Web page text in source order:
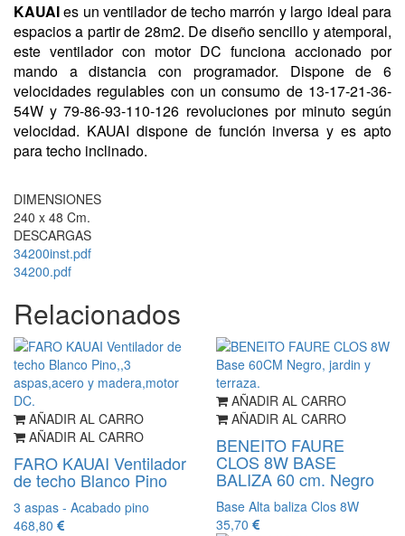
KAUAIes un ventilador de techo marrón y largo ideal para
espacios a partir de 28m2. De diseño sencillo y atemporal,
este ventilador con motor DC funciona accionado por
mando a distancia con programador. Dispone de 6
velocidades regulables con un consumo de 13-17-21-36-
54W y 79-86-93-110-126 revoluciones por minuto según
velocidad. KAUAI dispone de función inversa y es apto
para techo inclinado.
DIMENSIONES
240 x 48 Cm.
DESCARGAS
34200inst.pdf
34200.pdf
Relacionados
AÑADIR AL CARRO
AÑADIR AL CARRO
FARO KAUAI Ventilador
de techo Blanco Pino
3 aspas - Acabado pino
468,80
AÑADIR AL CARRO
AÑADIR AL CARRO
BENEITO FAURE
CLOS 8W BASE
BALIZA 60 cm. Negro
Base Alta baliza Clos 8W
35,70